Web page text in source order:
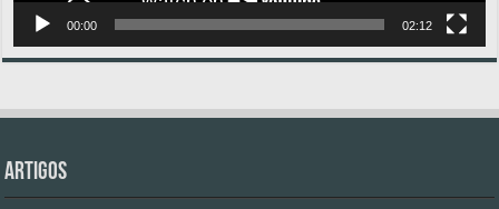
00:00 02:12
Artigos